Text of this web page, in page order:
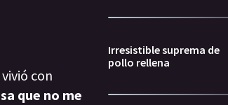
con
que no me
Irresistible suprema de
pollo rellena